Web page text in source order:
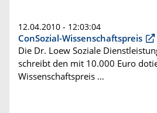
12.04.2010 - 12:03:04
ConSozial-Wissenschaftspreis
Die Dr. Loew Soziale
schreibt den mit 10.000 Euro
Wissenschaftspreis …